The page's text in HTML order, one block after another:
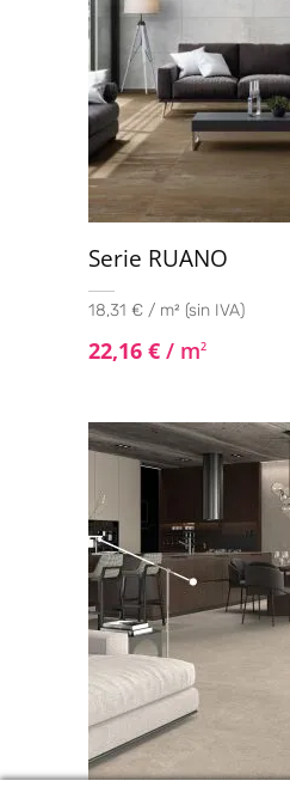
Serie RUANO
18,31 € / m² (sin IVA)
22,16 € / m2